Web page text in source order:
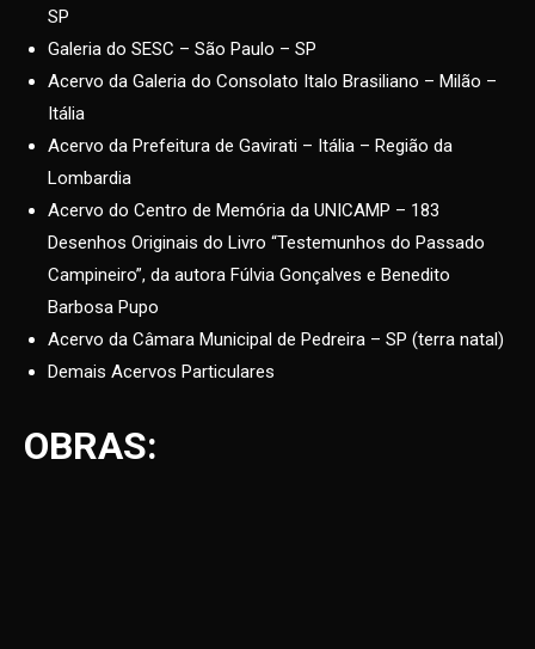
SP
Galeria do SESC – São Paulo – SP
Acervo da Galeria do Consolato Italo Brasiliano – Milão –
Itália
Acervo da Prefeitura de Gavirati – Itália – Região da
Lombardia
Acervo do Centro de Memória da UNICAMP – 183
Desenhos Originais do Livro “Testemunhos do Passado
Campineiro”, da autora Fúlvia Gonçalves e Benedito
Barbosa Pupo
Acervo da Câmara Municipal de Pedreira – SP (terra natal)
Demais Acervos Particulares
OBRAS: